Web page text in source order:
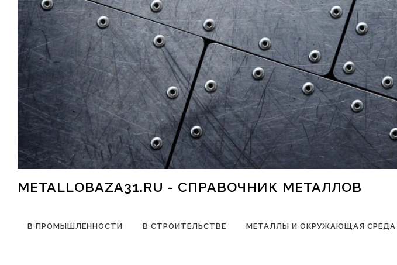
Перейти к содержимому
METALLOBAZA31.RU - СПРАВОЧНИК МЕТАЛЛОВ
В ПРОМЫШЛЕННОСТИ В СТРОИТЕЛЬСТВЕ МЕТАЛЛЫ И ОКРУЖАЮЩАЯ СРЕДА